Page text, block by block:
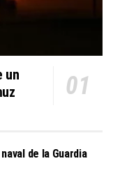
un
de la Guardia